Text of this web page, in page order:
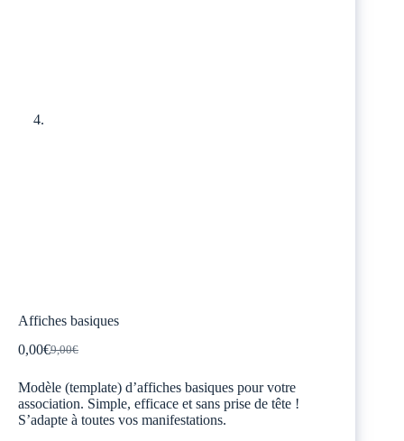
Affiches basiques
9,00€
Le
initial
était :
9,00€.
0,00€Le
actuel
est :
0,00€.
Modèle (template) d’affiches basiques pour votre
association. Simple, efficace et sans prise de tête !
S’adapte à toutes vos manifestations.